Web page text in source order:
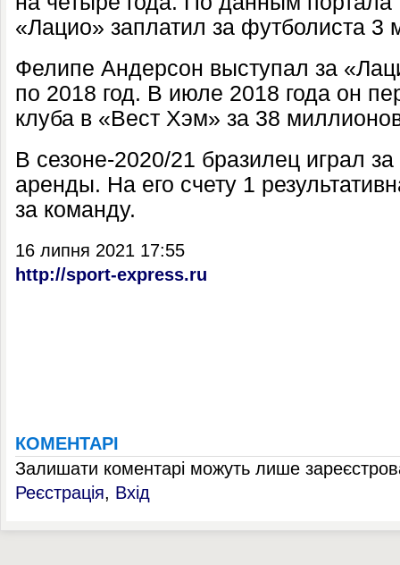
«Лацио» заплатил за футболиста 3
Фелипе Андерсон выступал за
по 2018 год. В июле 2018 года он
клуба в «Вест Хэм» за 38
В сезоне-2020/21 бразилец играл
аренды. На его счету 1
за команду.
16 липня 2021 17:55
http://sport-express.ru
КОМЕНТАРІ
Залишати коментарі можуть лише
Реєстрація, Вхід